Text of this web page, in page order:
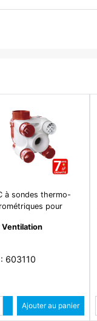
à sondes thermo-
pour
4 Sanit. - DECO
Ventilation
603110
Quantité
Augmenter quantité
Diminuer quantité
Ajouter au panier